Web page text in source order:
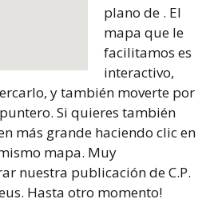
plano de . El
mapa que le
facilitamos es
interactivo,
y también moverte por
Si quieres también
más grande haciendo clic en
mapa. Muy
nuestra publicación de C.P.
Hasta otro momento!